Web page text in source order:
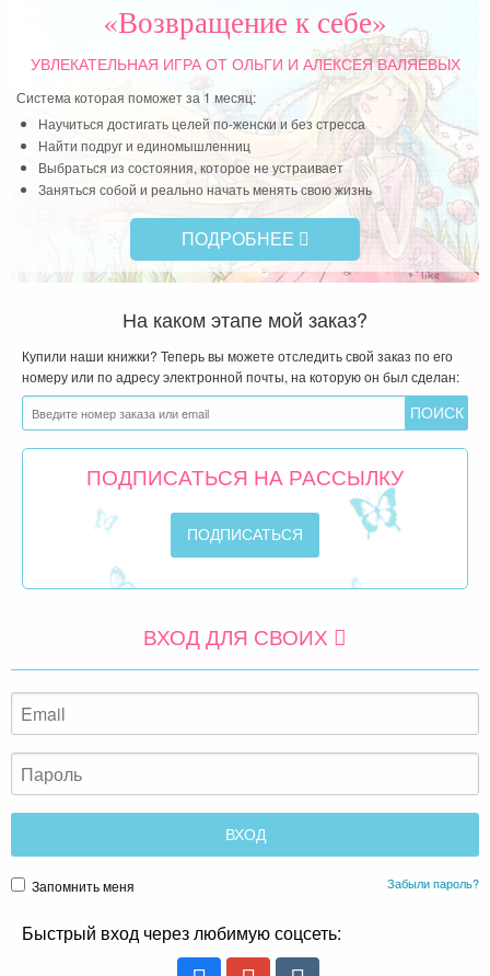
«Возвращение к себе»
УВЛЕКАТЕЛЬНАЯ ИГРАОТ ОЛЬГИ И АЛЕКСЕЯ ВАЛЯЕВЫХ
Система которая поможет за 1 месяц:
Научиться достигать целей по-женски и без стресса
Найти подруг и единомышленниц
Выбраться из состояния, которое не устраивает
Заняться собой и реально начать менять свою жизнь
ПОДРОБНЕЕ
На каком этапе мой заказ?
Купили наши книжки? Теперь вы можете отследить свой заказ по его
номеру или по адресу электронной почты, на которую он был сделан:
ПОДПИСАТЬСЯ НА РАССЫЛКУ
ВХОД ДЛЯ СВОИХ
Запомнить меня Забыли пароль?
Быстрый вход через любимую соцсеть: